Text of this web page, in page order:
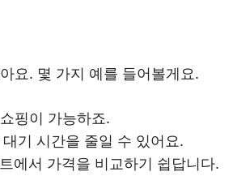
요. 몇 가지 예를 들어볼게요.
핑이 가능하죠.
기 시간을 줄일 수 있어요.
에서 가격을 비교하기 쉽답니다.